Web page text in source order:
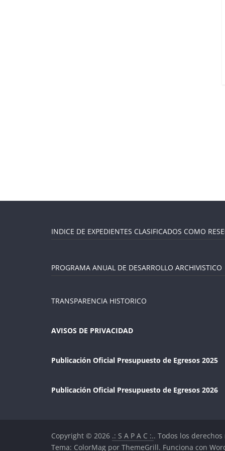
INDICE DE EXPEDIENTES CLASIFICADOS COMO
PROGRAMA ANUAL DE DESARROLLO ARCHIVISTICO
TRANSPARENCIA HISTORICO
AVISOS DE PRIVACIDAD
Publicación Oficial Presupuesto de Egresos 2025
Publicación Oficial Presupuesto de Egresos 2026
Copyright © 2026 .: S A P A C :.. Todos los
Tema: ColorMag por ThemeGrill. Funciona con